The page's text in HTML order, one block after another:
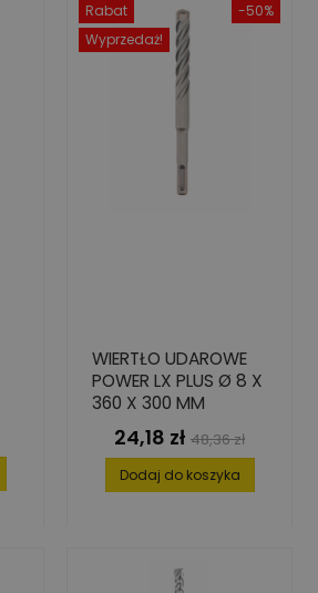
-50%
Rabat
Wyprzedaż!
WIERTŁO UDAROWE
POWER LX PLUS Ø 8 X
360 X 300 MM
Cena
24,18 zł Cena
podstawowa
48,36 zł
Dodaj do koszyka